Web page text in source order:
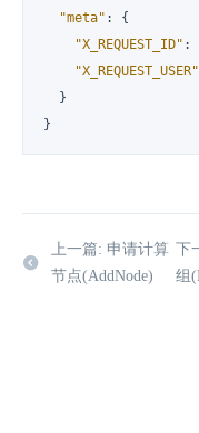
"meta" :
{
"X_REQUEST_ID" :
"X_REQUEST_USER"
}
}
上一篇: 申请计算
节点(AddNode)
下
组